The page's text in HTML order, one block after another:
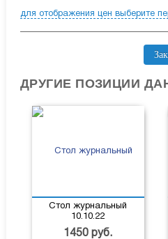
для отображения цен выберите
ДРУГИЕ ПОЗИЦИИ
Стол журнальный
10.10.22
1450 руб.